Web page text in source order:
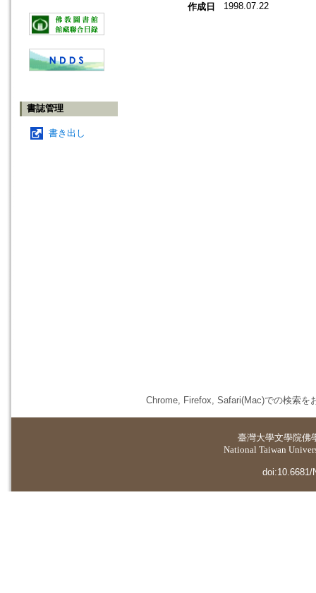
書誌管理
書き出し
作成日 1998.07.22
Chrome, Firefox, Safari(Mac)での検索を
臺灣大學文學院佛
National Taiwan
doi:10.6681/